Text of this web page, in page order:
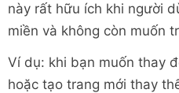
này rất hữu ích khi người
miền và không còn muốn
Ví dụ: khi bạn muốn thay
hoặc tạo trang mới thay